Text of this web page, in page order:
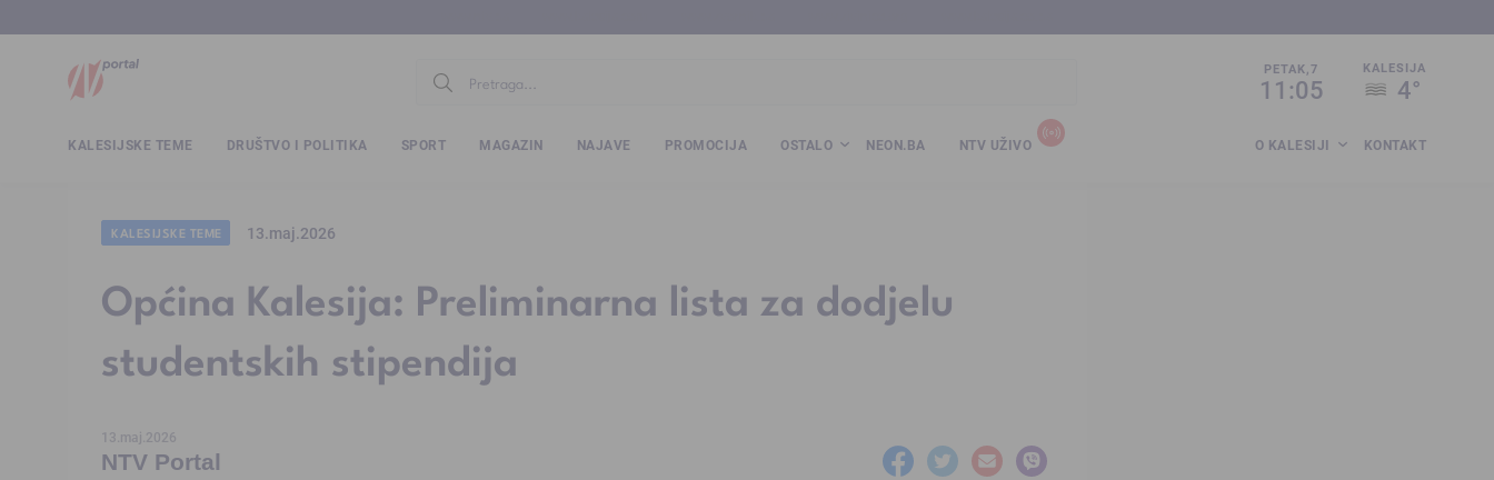
PETAK,7
11:05
KALESIJA
4°
KALESIJSKE TEME DRUŠTVO I POLITIKA SPORT MAGAZIN NAJAVE PROMOCIJA OSTALO NEON.BA NTV UŽIVO O KALESIJI KONTAKT
KALESIJSKE TEME 13.maj.2026
Općina Kalesija: Preliminarna lista za dodjelu
studentskih stipendija
13.maj.2026
NTV Portal